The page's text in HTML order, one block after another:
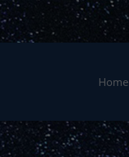
Home